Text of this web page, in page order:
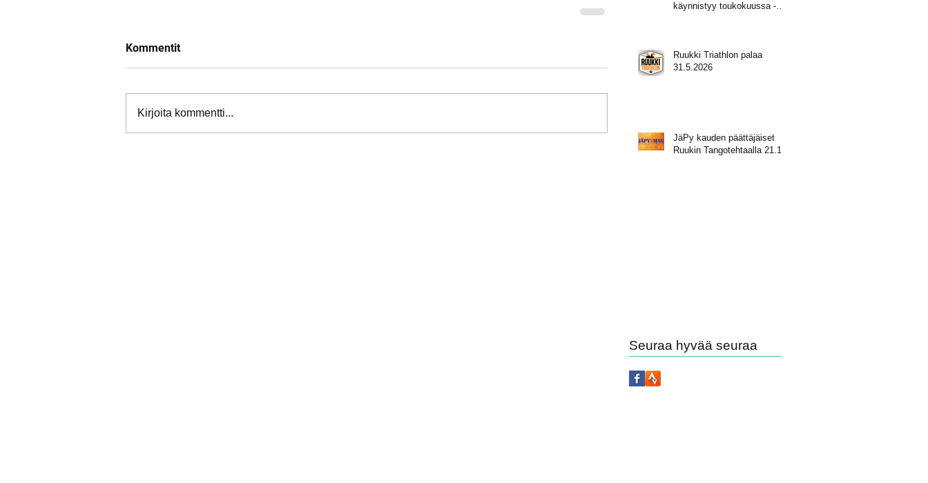
Kommentit
Kirjoita kommentti...
käynnistyy toukokuussa -
Ruukki Triathlon palaa
31.5.2026
JäPy kauden päättäjäiset
Ruukin Tangotehtaalla 21.11.
Seuraa hyvää seuraa